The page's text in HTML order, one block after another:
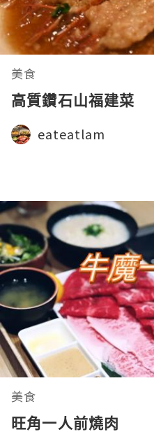
美食
高質鑽石山福建菜
eateatlam
美食
旺角一人前燒肉